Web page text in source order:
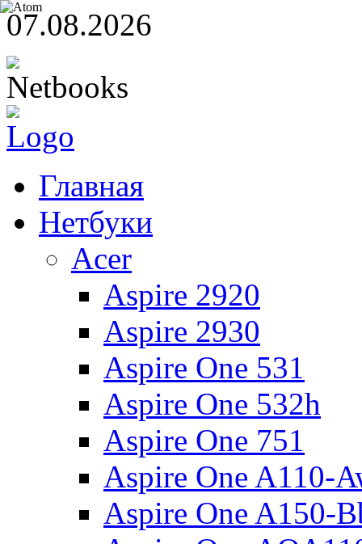
07.08.2026
Главная
Нетбуки
Acer
Aspire 2920
Aspire 2930
Aspire One 531
Aspire One 532h
Aspire One 751
Aspire One A110-
Aspire One A150-